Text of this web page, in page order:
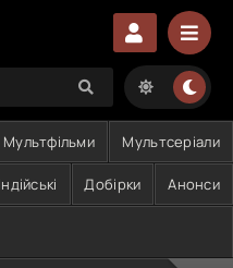
Мультфільми Мультсеріали
Індійські Добірки Анонси